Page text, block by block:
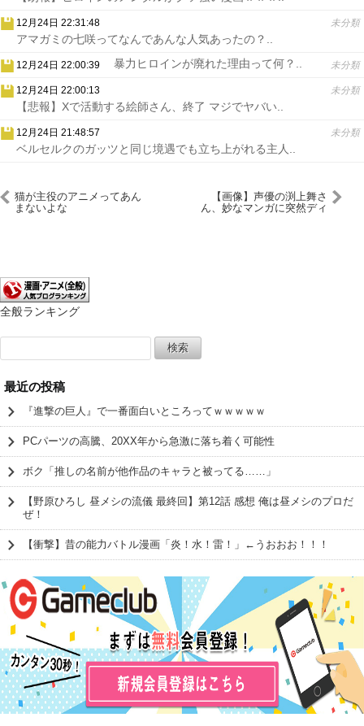
12月24日 22:31:48 未分類
アマガミの七咲ってなんであんな人気あったの？..
12月24日 22:00:39 未分類
暴力ヒロインが廃れた理由って何？..
12月24日 22:00:13 未分類
【悲報】Xで活動する絵師さん、終了 マジでヤバい..
12月24日 21:48:57 未分類
ベルセルクのガッツと同じ境遇でも立ち上がれる主人..
猫が主役のアニメってあん
まないよな
【画像】声優の渕上舞さ
ん、妙なマンガに突然ディ
全般ランキング
索:
最近の投稿
『進撃の巨人』で一番面白いところってｗｗｗｗｗ
PCパーツの高騰、20XX年から急激に落ち着く可能性
ボク「推しの名前が他作品のキャラと被ってる……」
【野原ひろし 昼メシの流儀 最終回】第12話 感想 俺は昼メシのプロだ
ぜ！
【衝撃】昔の能力バトル漫画「炎！水！雷！」←うおおお！！！